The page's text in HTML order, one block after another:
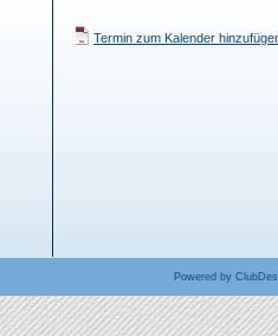
Termin zum Kalender
Powered by